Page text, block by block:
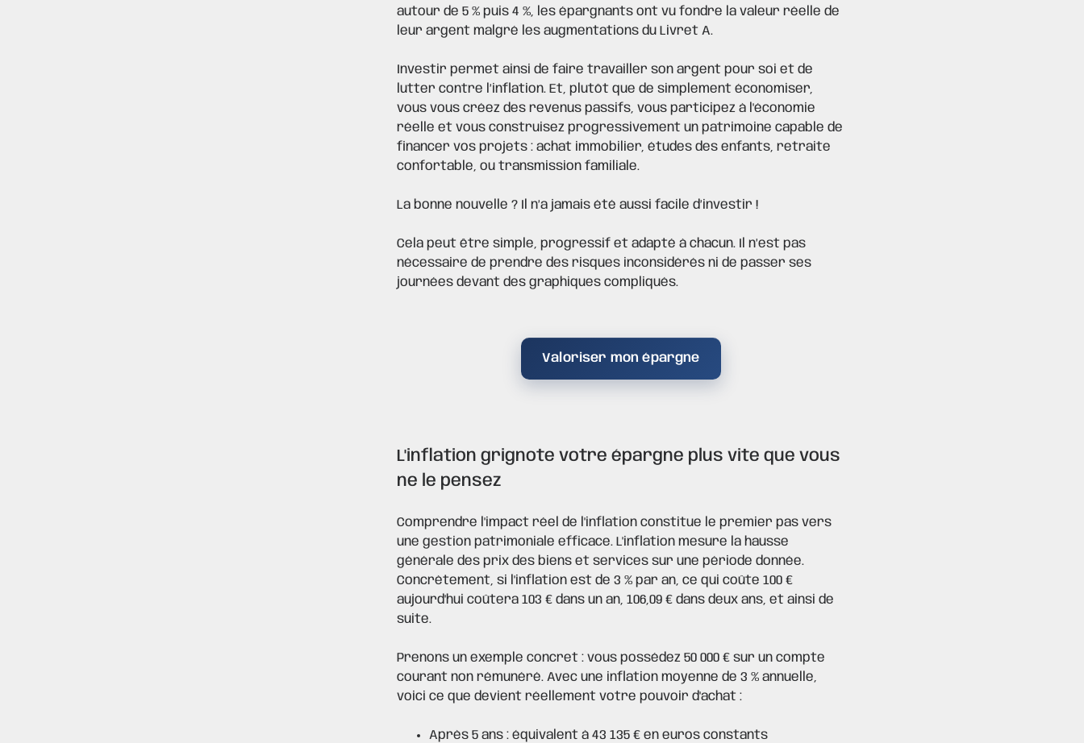
autour de 5 % puis 4 %, les épargnants ont vu fondre la valeur réelle de
leur argent malgré les augmentations du Livret A.
Investir permet ainsi de faire travailler son argent pour soi et de
lutter contre l’inflation. Et, plutôt que de simplement économiser,
vous vous créez des revenus passifs, vous participez à l'économie
réelle et vous construisez progressivement un patrimoine capable de
financer vos projets : achat immobilier, études des enfants, retraite
confortable, ou transmission familiale.
La bonne nouvelle ? Il n’a jamais été aussi facile d’investir !
Cela peut être simple, progressif et adapté à chacun. Il n’est pas
nécessaire de prendre des risques inconsidérés ni de passer ses
journées devant des graphiques compliqués.
Valoriser mon épargne
L'inflation grignote votre épargne plus vite que vous
ne le pensez
Comprendre l'impact réel de l'inflation constitue le premier pas vers
une gestion patrimoniale efficace. L'inflation mesure la hausse
générale des prix des biens et services sur une période donnée.
Concrètement, si l'inflation est de 3 % par an, ce qui coûte 100 €
aujourd'hui coûtera 103 € dans un an, 106,09 € dans deux ans, et ainsi de
suite.
Prenons un exemple concret : vous possédez 50 000 € sur un compte
courant non rémunéré. Avec une inflation moyenne de 3 % annuelle,
voici ce que devient réellement votre pouvoir d'achat :
Après 5 ans : équivalent à 43 135 € en euros constants